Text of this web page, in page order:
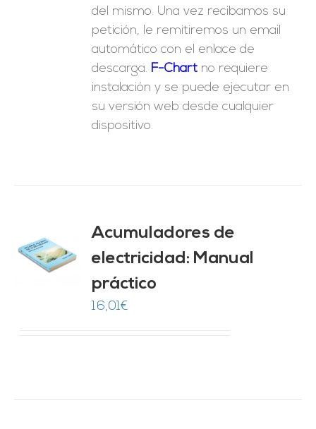
del mismo. Una vez recibamos su
petición, le remitiremos un email
automático con el enlace de
descarga. F-Chart no requiere
instalación y se puede ejecutar en
su versión web desde cualquier
dispositivo.
Acumuladores de
electricidad: Manual
práctico
16,01€